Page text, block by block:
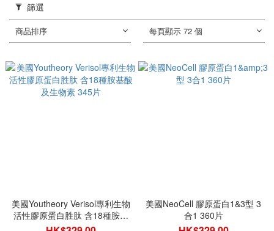
篩選
商品排序 每頁顯示 72 個
美國Youtheory Verisol專利生物
活性膠原蛋白胜肽 含18種胺基
酸及生物素 345片
美國NeoCell 膠原蛋白1&3型 3
合1 360片